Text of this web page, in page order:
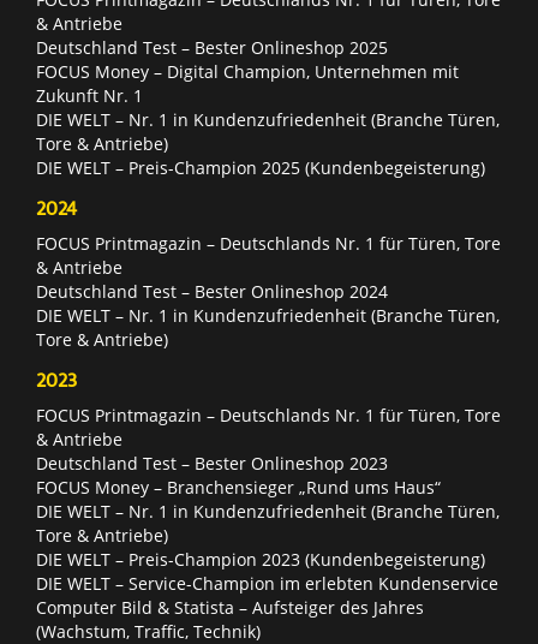
& Antriebe
Deutschland Test – Bester Onlineshop 2025
FOCUS Money – Digital Champion, Unternehmen mit
Zukunft Nr. 1
DIE WELT – Nr. 1 in Kundenzufriedenheit (Branche Türen,
Tore & Antriebe)
DIE WELT – Preis-Champion 2025 (Kundenbegeisterung)
2024
FOCUS Printmagazin – Deutschlands Nr. 1 für Türen, Tore
& Antriebe
Deutschland Test – Bester Onlineshop 2024
DIE WELT – Nr. 1 in Kundenzufriedenheit (Branche Türen,
Tore & Antriebe)
2023
FOCUS Printmagazin – Deutschlands Nr. 1 für Türen, Tore
& Antriebe
Deutschland Test – Bester Onlineshop 2023
FOCUS Money – Branchensieger „Rund ums Haus“
DIE WELT – Nr. 1 in Kundenzufriedenheit (Branche Türen,
Tore & Antriebe)
DIE WELT – Preis-Champion 2023 (Kundenbegeisterung)
DIE WELT – Service-Champion im erlebten Kundenservice
Computer Bild & Statista – Aufsteiger des Jahres
(Wachstum, Traffic, Technik)